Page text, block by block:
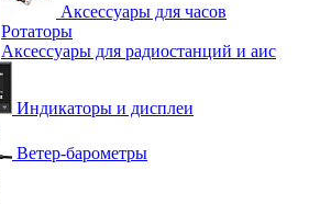
Аксессуары для часов
Ротаторы
Аксессуары для радиостанций и аис
Индикаторы и дисплеи
Ветер-барометры